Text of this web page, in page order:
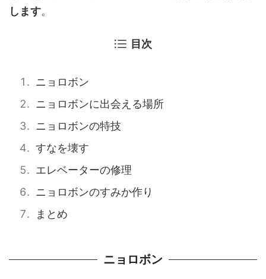
します。
目次
ニョロボン
ニョロボンに出会える場所
ニョロボンの特技
すなを壊す
エレベーターの修理
ニョロボンのすみか作り
まとめ
ニョロボン